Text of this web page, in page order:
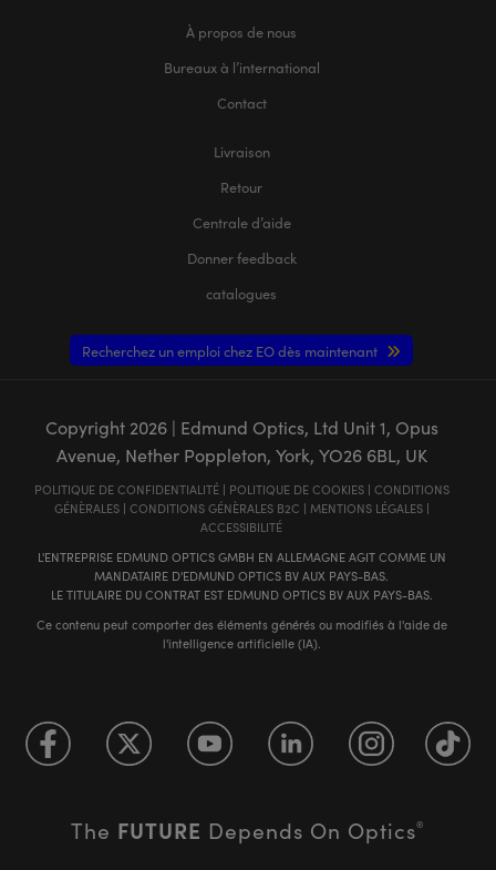
À propos de nous
Bureaux à l’international
Contact
Livraison
Retour
Centrale d’aide
Donner feedback
catalogues
Recherchez un emploi chez EO dès maintenant
Copyright 2026| Edmund Optics, Ltd Unit 1, Opus
Avenue, Nether Poppleton, York, YO26 6BL, UK
POLITIQUE DE CONFIDENTIALITÉ| POLITIQUE DE COOKIES| CONDITIONS
GÉNÈRALES| CONDITIONS GÉNÈRALES B2C | MENTIONS LÉGALES|
ACCESSIBILITÉ
L'ENTREPRISE EDMUND OPTICS GMBH EN ALLEMAGNE AGIT COMME UN
MANDATAIRE D'EDMUND OPTICS BV AUX PAYS-BAS.
LE TITULAIRE DU CONTRAT EST EDMUND OPTICS BV AUX PAYS-BAS.
Ce contenu peut comporter des éléments générés ou modifiés à l'aide de
l'intelligence artificielle (IA).
The FUTURE Depends On Optics®